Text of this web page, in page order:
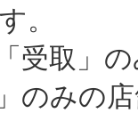
。
取」の
みの店